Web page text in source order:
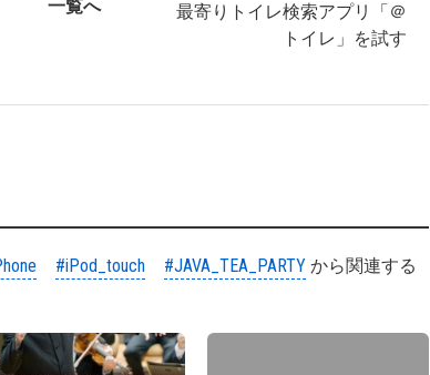
一覧へ
最寄りトイレ検索アプリ「＠
トイレ」を試す
#iPod_touch #JAVA_TEA_PARTY から関連する